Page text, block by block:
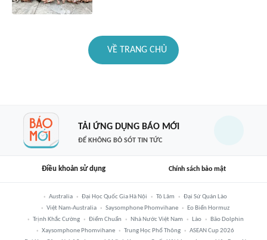
VỀ TRANG CHỦ
TẢI ỨNG DỤNG BÁO MỚI
ĐỂ KHÔNG BỎ SÓT TIN TỨC
Điều khoản sử dụng Chính sách bảo mật
Australia Đại Học Quốc Gia Hà Nội Tô Lâm
Đại Sứ Quán Lào
Việt Nam-Australia
Saysomphone Phomvihane
Eo Biển Hormuz
Trịnh Khắc Cường
Điểm Chuẩn Nhà Nước Việt Nam Lào
Bão Dolphin
Xaysomphone Phomvihane
Trung Học Phổ Thông
ASEAN Cup 2026